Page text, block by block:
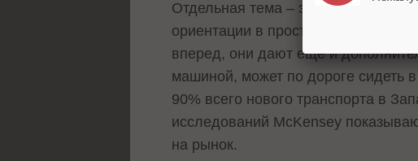
Отдельная тема – это
ориентации в пространстве. Мало
вперед, они дают еще и
машиной, может по дороге сидеть
90% всего нового транспорта в
исследований McKensey
на рынок.